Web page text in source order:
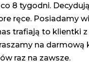
8 tygodni.
ręce. Posiadamy
trafiają to klientki
na
raz na zawsze.